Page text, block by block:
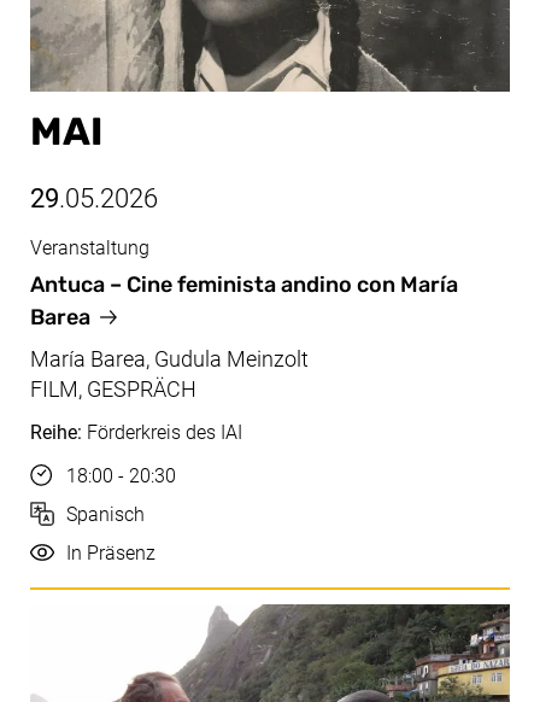
MAI
29.05.2026
Mai, 29.05.2026
Antuca – Cine feminista andino con María
Barea
Veranstaltung
María Barea, Gudula Meinzolt
FILM, GESPRÄCH
Reihe: Förderkreis des IAI
Uhrzeit
18:00 - 20:30
Sprache
Spanisch
Durchführung
In Präsenz